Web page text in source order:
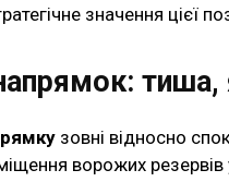
значення цієї
зовні відносно
ворожих резервів